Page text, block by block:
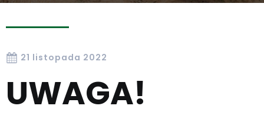
21 listopada 2022
UWAGA!